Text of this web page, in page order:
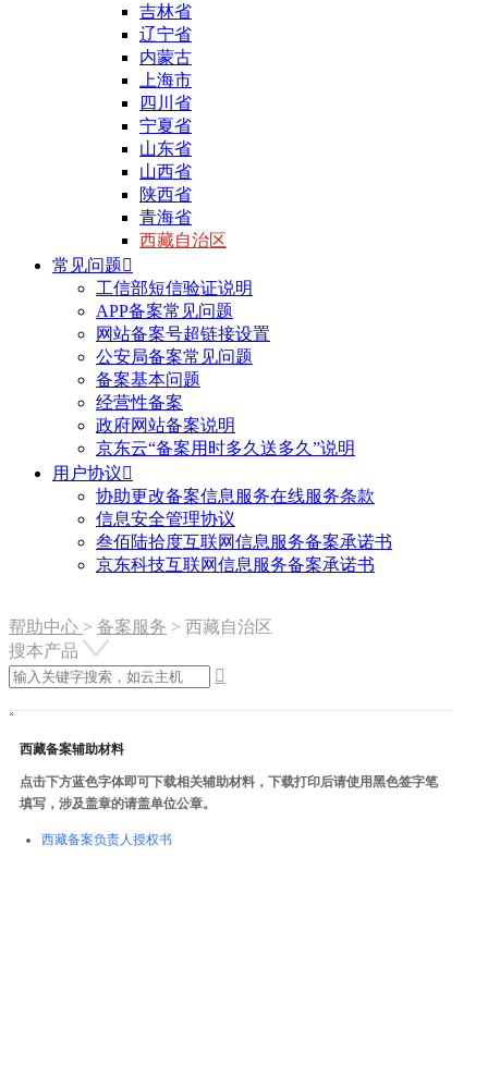
吉林省
辽宁省
内蒙古
上海市
四川省
宁夏省
山东省
山西省
陕西省
青海省
西藏自治区
常见问题
工信部短信验证说明
APP备案常见问题
网站备案号超链接设置
公安局备案常见问题
备案基本问题
经营性备案
政府网站备案说明
京东云“备案用时多久送多久”说明
用户协议
协助更改备案信息服务在线服务条款
信息安全管理协议
叁佰陆拾度互联网信息服务备案承诺书
京东科技互联网信息服务备案承诺书
帮助中心 > 备案服务 > 西藏自治区
搜本产品

西藏备案辅助材料
点击下方蓝色字体即可下载相关辅助材料，下载打印后请使用黑色签字笔
填写，涉及盖章的请盖单位公章。
西藏备案负责人授权书